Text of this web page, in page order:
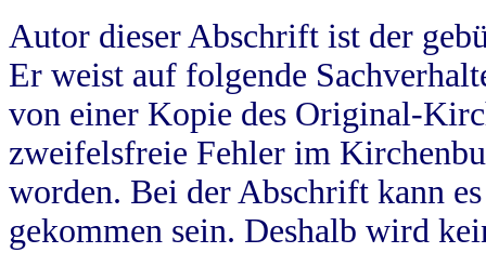
Autor dieser Abschrift ist der
Er weist auf folgende
von einer Kopie des Original-
zweifelsfreie Fehler im
worden. Bei der Abschrift kann
gekommen sein. Deshalb wird